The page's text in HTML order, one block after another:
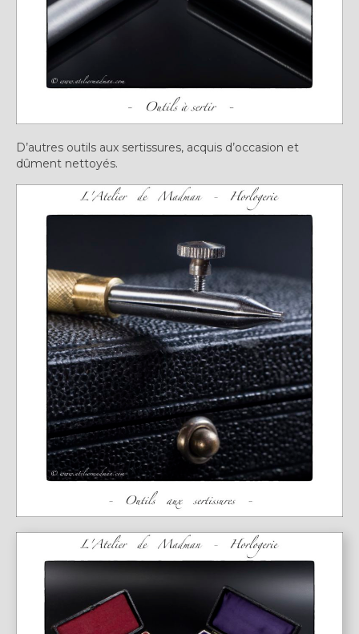
D’autres outils aux sertissures, acquis d’occasion et
dûment nettoyés.